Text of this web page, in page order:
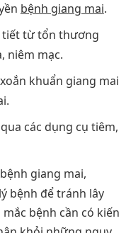
bệnh giang mai.
tiết từ tổn thương
niêm mạc.
khuẩn giang mai
các dụng cụ tiêm,
giang mai,
bệnh để tránh lây
bệnh cần có kiến